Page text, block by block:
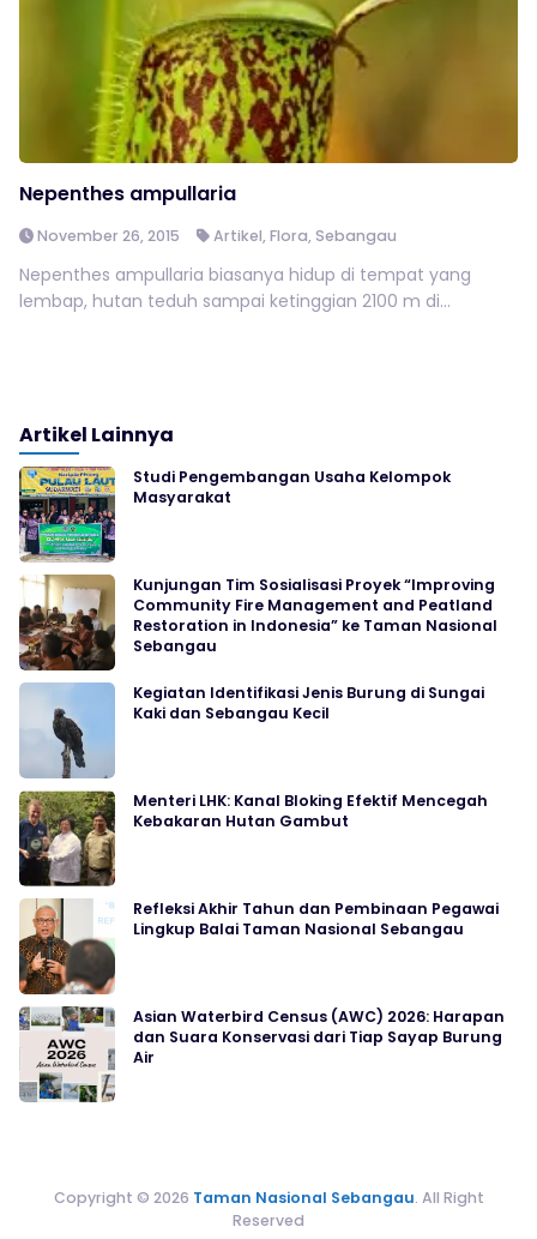
Nepenthes ampullaria
November 26, 2015 Artikel,Flora,Sebangau
Nepenthes ampullaria biasanya hidup di tempat yang
lembap, hutan teduh sampai ketinggian 2100 m di...
Artikel Lainnya
Studi Pengembangan Usaha Kelompok
Masyarakat
Kunjungan Tim Sosialisasi Proyek “Improving
Community Fire Management and Peatland
Restoration in Indonesia” ke Taman Nasional
Sebangau
Kegiatan Identifikasi Jenis Burung di Sungai
Kaki dan Sebangau Kecil
Menteri LHK: Kanal Bloking Efektif Mencegah
Kebakaran Hutan Gambut
Refleksi Akhir Tahun dan Pembinaan Pegawai
Lingkup Balai Taman Nasional Sebangau
Asian Waterbird Census (AWC) 2026: Harapan
dan Suara Konservasi dari Tiap Sayap Burung
Air
Copyright © 2026 Taman Nasional Sebangau. All Right
Reserved